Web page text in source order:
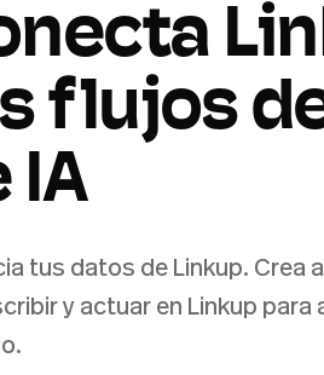
flujos
IA
tus datos de Linkup. Crea
y actuar en Linkup